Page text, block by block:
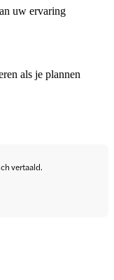
uw ervaring
als je plannen
vertaald.